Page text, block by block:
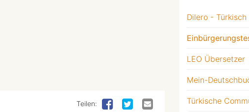
Teilen:
Dilero -
LEO Übersetzer
Mein-
Türkische